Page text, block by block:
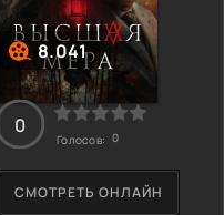
8.041
СМОТРЕТЬ ОНЛАЙН
0
Голосов: 0